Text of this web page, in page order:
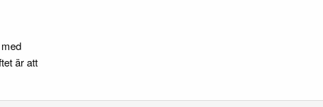
är att